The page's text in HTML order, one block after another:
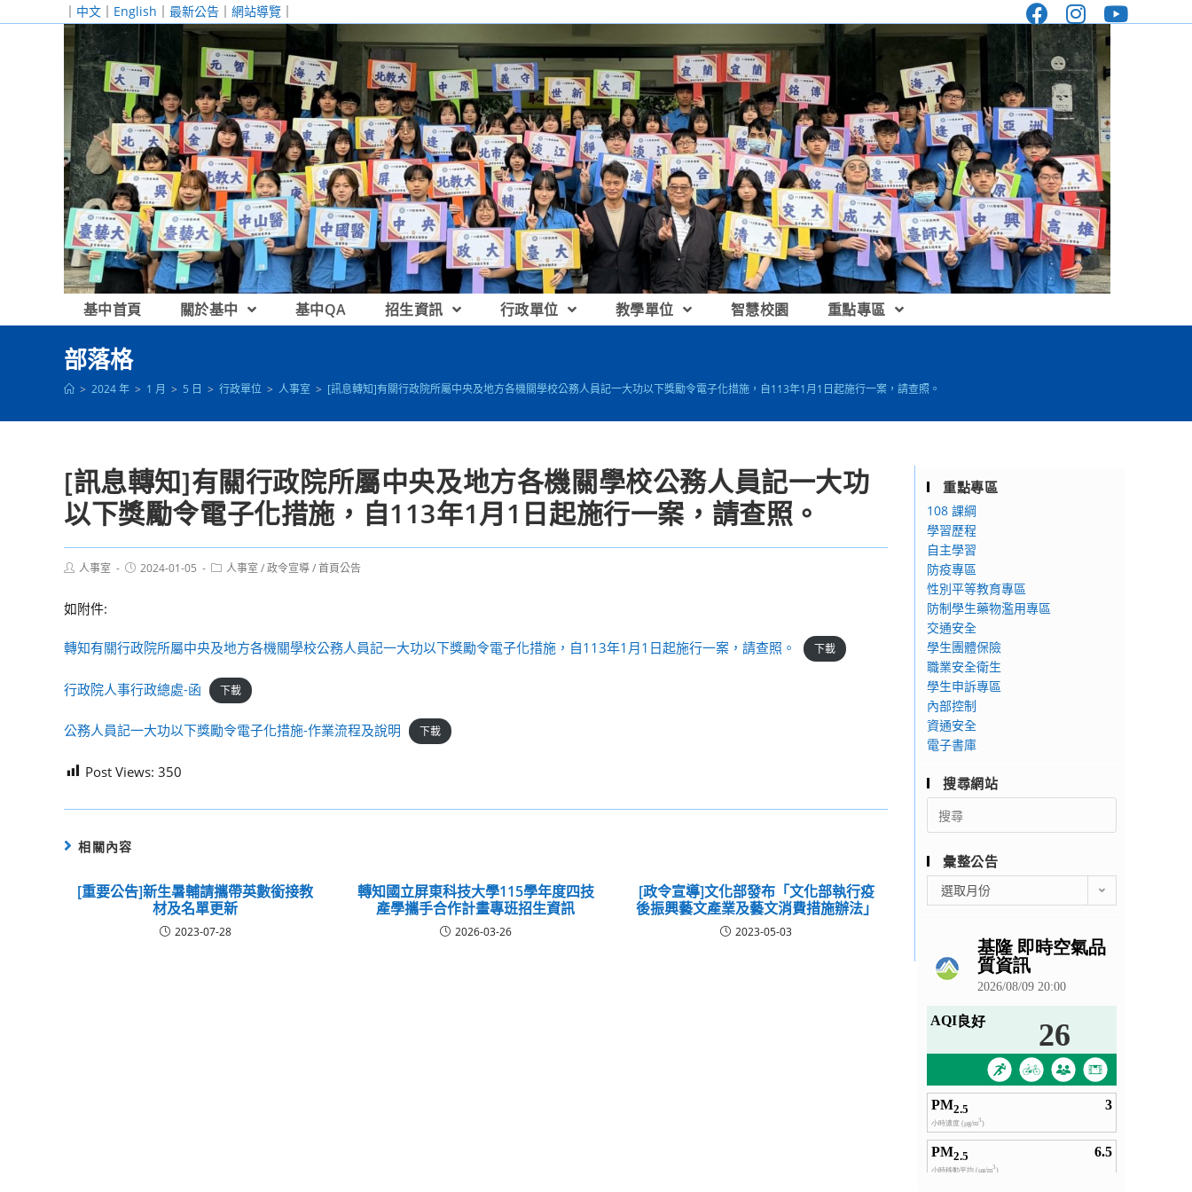
｜ 中文 ｜ English ｜ 最新公告 ｜ 網站導覽 ｜
基中首頁 關於基中 基中QA 招生資訊 行政單位 教學單位 智慧校園 重點專區
部落格
> 2024 年 > 1 月 > 5 日 > 行政單位 > 人事室 > [訊息轉知]有關行政院所屬中央及地方各機關學校公務人員記一大功以下獎勵令電子化措施，自113年1月1日起施行一案，請查照。
[訊息轉知]有關行政院所屬中央及地方各機關學校公務人員記一大功
以下獎勵令電子化措施，自113年1月1日起施行一案，請查照。
Post人事室
Post2024-01-05
Post人事室 /政令宣導/首頁公告
如附件:
轉知有關行政院所屬中央及地方各機關學校公務人員記一大功以下獎勵令電子化措施，自113年1月1日起施行一案，請查照。 下載
行政院人事行政總處-函 下載
公務人員記一大功以下獎勵令電子化措施-作業流程及說明 下載
Post Views: 350
相關內容
[重要公告]新生暑輔請攜帶英數銜接教
材及名單更新
2023-07-28
轉知國立屏東科技大學115學年度四技
產學攜手合作計畫專班招生資訊
2026-03-26
[政令宣導]文化部發布「文化部執行疫
後振興藝文產業及藝文消費措施辦法」
2023-05-03
重點專區
108 課綱
學習歷程
自主學習
防疫專區
性別平等教育專區
防制學生藥物濫用專區
交通安全
學生團體保險
職業安全衛生
學生申訴專區
內部控制
資通安全
電子書庫
搜尋網站
Search
for:
彙整公告
整
選取月份